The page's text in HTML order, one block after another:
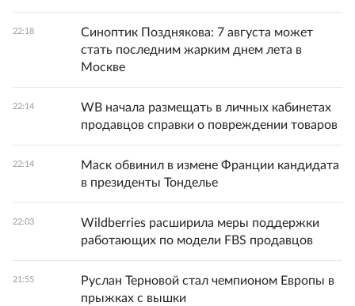
22:18
Синоптик Позднякова: 7 августа может
стать последним жарким днем лета в
Москве
22:14
WB начала размещать в личных кабинетах
продавцов справки о повреждении товаров
22:14
Маск обвинил в измене Франции кандидата
в президенты Тонделье
22:03
Wildberries расширила меры поддержки
работающих по модели FBS продавцов
21:55
Руслан Терновой стал чемпионом Европы в
прыжках с вышки